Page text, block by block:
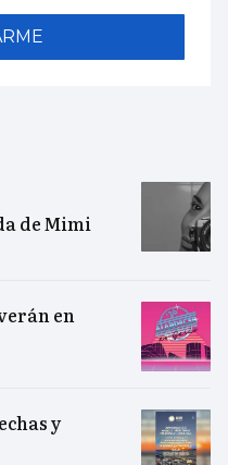
de Mimi
en
y